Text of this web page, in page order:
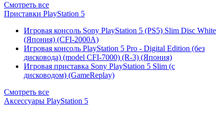
Смотреть все
Приставки PlayStation 5
Игровая консоль Sony PlayStation 5 (PS5) Slim Disc White
(Япония) (CFI-2000A)
Игровая консоль PlayStation 5 Pro - Digital Edition (без
дисковода) (model CFI-7000) (R-3) (Япония)
Игровая приставка Sony PlayStation 5 Slim (с
дисководом) (GameReplay)
Смотреть все
Аксессуары PlayStation 5